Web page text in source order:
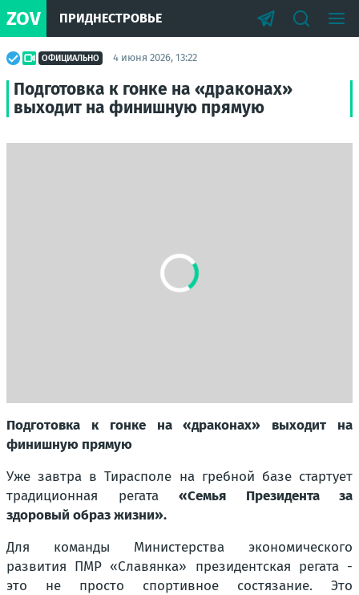
ZOV ПРИДНЕСТРОВЬЕ
ОФИЦИАЛЬНО 4 июня 2026, 13:22
Подготовка к гонке на «драконах»
выходит на финишную прямую
Подготовка к гонке на «драконах» выходит на
финишную прямую
Уже завтра в Тирасполе на гребной базе стартует
традиционная регата «Семья Президента за
здоровый образ жизни».
Для команды Министерства экономического
развития ПМР «Славянка» президентская регата -
это не просто спортивное состязание. Это